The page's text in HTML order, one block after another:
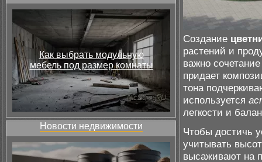
Как выбрать модульную
мебель под размер комнаты
Новости недвижимости
Создание
растений и
важно
придает
тона
используется
легкости и
Чтобы достичь
учитывать
высаживают на